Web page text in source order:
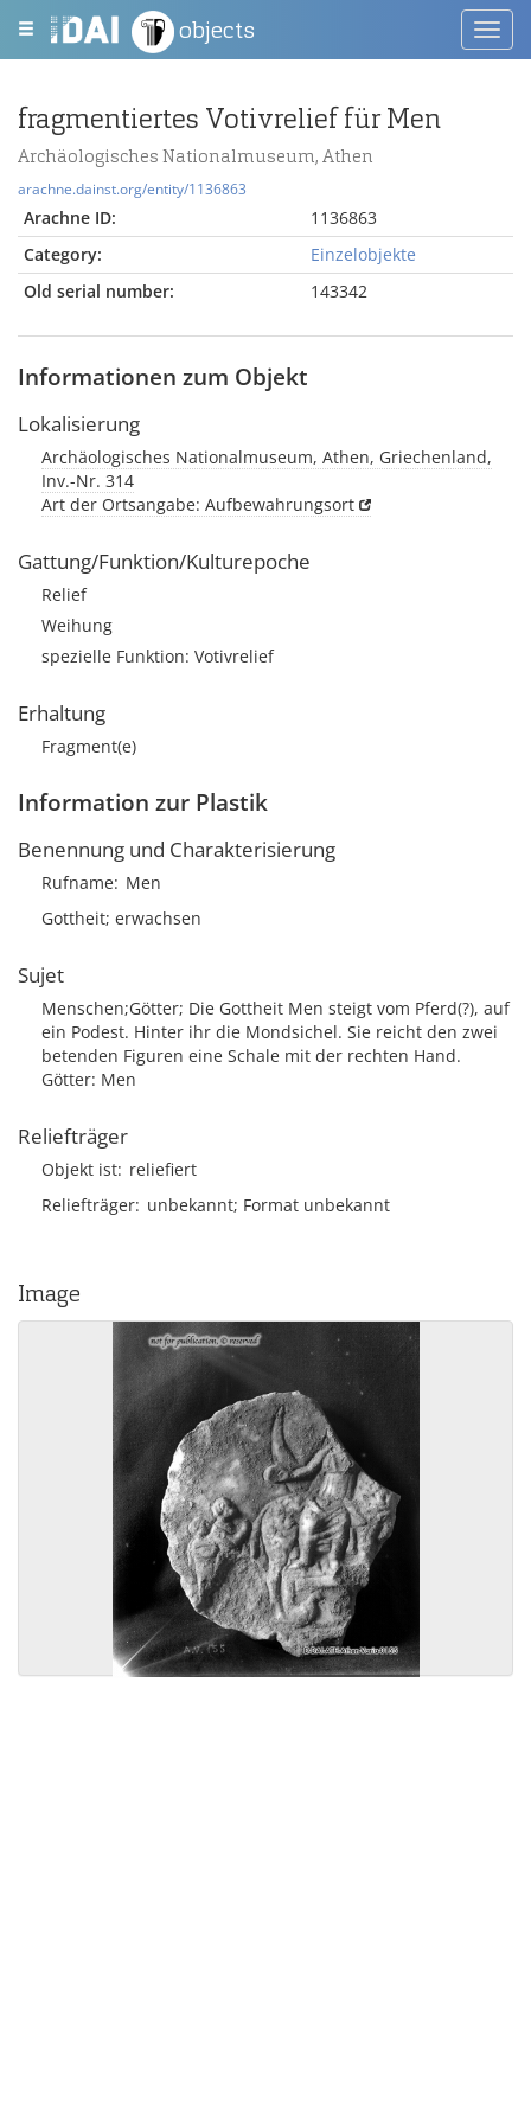
objects
fragmentiertes Votivrelief für Men
Archäologisches Nationalmuseum, Athen
arachne.dainst.org/entity/1136863
Arachne ID:
1136863
Category:
Einzelobjekte
Old serial number:
143342
Informationen zum Objekt
Lokalisierung
Archäologisches Nationalmuseum, Athen, Griechenland,
Inv.-Nr. 314
Art der Ortsangabe: Aufbewahrungsort
Gattung/Funktion/Kulturepoche
Relief
Weihung
spezielle Funktion: Votivrelief
Erhaltung
Fragment(e)
Information zur Plastik
Benennung und Charakterisierung
Rufname Men
Gottheit; erwachsen
Sujet
Menschen;Götter; Die Gottheit Men steigt vom Pferd(?), auf
ein Podest. Hinter ihr die Mondsichel. Sie reicht den zwei
betenden Figuren eine Schale mit der rechten Hand.
Götter: Men
Reliefträger
Objekt ist reliefiert
Reliefträger unbekannt; Format unbekannt
Image